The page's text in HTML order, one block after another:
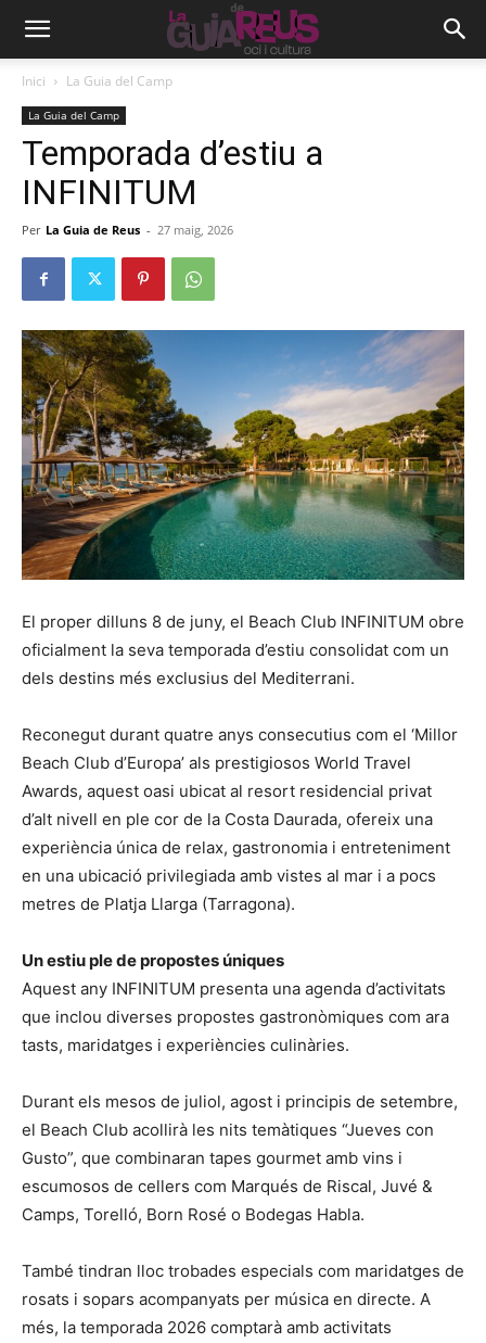
Inici La Guia del Camp
La Guia del Camp
Temporada d’estiu a
INFINITUM
Per La Guia de Reus - 27 maig, 2026
El proper dilluns 8 de juny, el Beach Club INFINITUM obre
oficialment la seva temporada d’estiu consolidat com un
dels destins més exclusius del Mediterrani.
Reconegut durant quatre anys consecutius com el ‘Millor
Beach Club d’Europa’ als prestigiosos World Travel
Awards, aquest oasi ubicat al resort residencial privat
d’alt nivell en ple cor de la Costa Daurada, ofereix una
experiència única de relax, gastronomia i entreteniment
en una ubicació privilegiada amb vistes al mar i a pocs
metres de Platja Llarga (Tarragona).
Un estiu ple de propostes úniques
Aquest any INFINITUM presenta una agenda d’activitats
que inclou diverses propostes gastronòmiques com ara
tasts, maridatges i experiències culinàries.
Durant els mesos de juliol, agost i principis de setembre,
el Beach Club acollirà les nits temàtiques “Jueves con
Gusto”, que combinaran tapes gourmet amb vins i
escumosos de cellers com Marqués de Riscal, Juvé &
Camps, Torelló, Born Rosé o Bodegas Habla.
També tindran lloc trobades especials com maridatges de
rosats i sopars acompanyats per música en directe. A
més, la temporada 2026 comptarà amb activitats